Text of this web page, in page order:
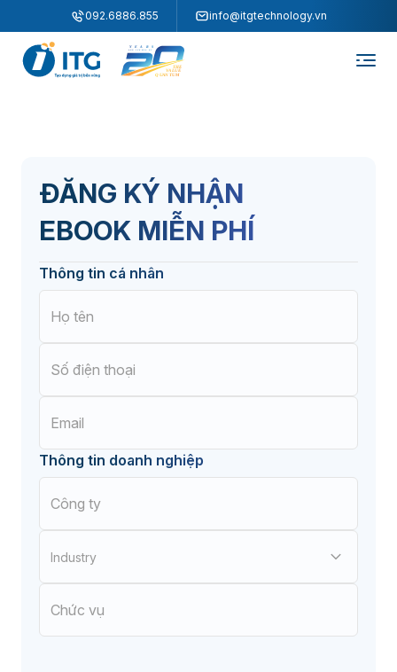
092.6886.855 info@itgtechnology.vn
ĐĂNG KÝ NHẬN
EBOOK MIỄN PHÍ
Thông tin cá nhân
Thông tin doanh nghiệp
Industry
Điện tử